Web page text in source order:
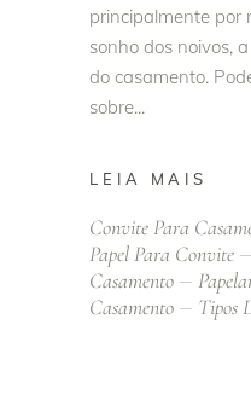
principalmente por
sonho dos noivos,
do casamento.
sobre
LEIA MAIS
Convite Para
Papel Para Convite
Casamento
Casamento
Tipos